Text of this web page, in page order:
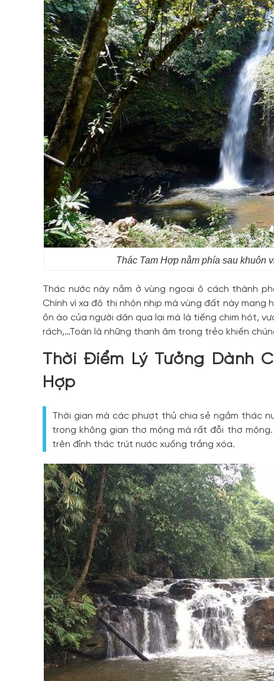
Thác Tam Hợp nằm phía sau
Thác nước này nằm ở vùng ngoại ô cách thành
Chính vì xa đô thị nhộn nhịp mà vùng đất này
ồn ào của người dân qua lại mà là tiếng chim hót,
rách,…Toàn là những thanh âm trong trẻo khiến
Thời Điểm Lý Tưởng Dành
Hợp
Thời gian mà các phượt thủ chia sẻ ngắm thác
trong không gian thơ mộng mà rất đỗi thơ
trên đỉnh thác trút nước xuống trắng xóa.